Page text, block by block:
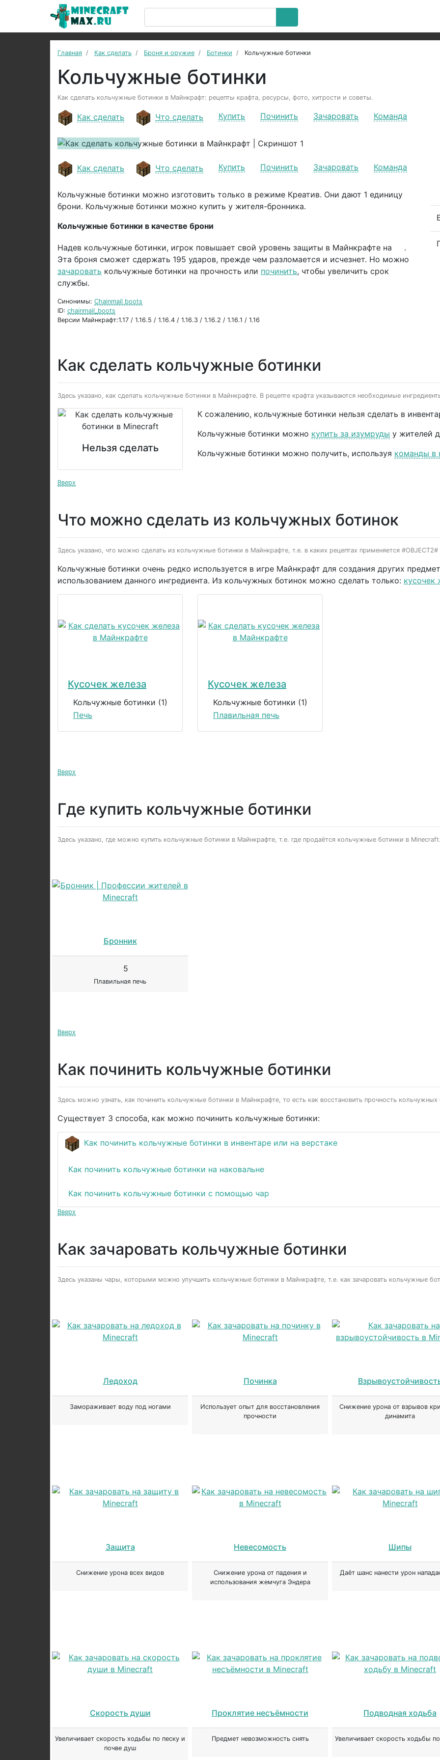
Главная Как сделать Броня и оружие Ботинки Кольчужные ботинки
Кольчужные ботинки
Как сделать кольчужные ботинки в Майнкрафт: рецепты крафта, ресурсы, фото, хитрости и советы.
Как сделать Что сделать Купить Починить Зачаровать Команда
Previous
Как сделать
Что сделать Купить Починить Зачаровать Команда
Кольчужные ботинки можно изготовить только в режиме Креатив. Они дают 1 единицу
брони. Кольчужные ботинки можно купить у жителя-бронника.
Кольчужные ботинки в качестве брони
Надев кольчужные ботинки, игрок повышает свой уровень защиты в Майнкрафте на
.
Эта броня сможет сдержать 195 ударов, прежде чем разломается и исчезнет. Но можно
зачаровать кольчужные ботинки на прочность или починить, чтобы увеличить срок
службы.
Синонимы: Chainmail boots
ID: chainmail_boots
Версии Майнкрафт:1.17 / 1.16.5 / 1.16.4 / 1.16.3 / 1.16.2 / 1.16.1 / 1.16
Как сделать кольчужные ботинки
Здесь указано, как сделать кольчужные ботинки в Майнкрафте. В рецепте крафта указываются необходимые
Нельзя сделать
К сожалению, кольчужные ботинки нельзя сделать в
Кольчужные ботинки можно купить за изумруды у жителей
Кольчужные ботинки можно получить, используя команды в
Вверх
Что можно сделать из кольчужных ботинок
Здесь указано, что можно сделать из кольчужные ботинки в Майнкрафте, т.е. в каких рецептах применяется
Кольчужные ботинки очень редко используется в игре Майнкрафт для создания других
использованием данного ингредиента. Из кольчужных ботинок можно сделать только: кусочек
Кусочек железа
Кольчужные ботинки (1)
Печь
Кусочек железа
Кольчужные ботинки (1)
Плавильная печь
Вверх
Где купить кольчужные ботинки
Здесь указано, где можно купить кольчужные ботинки в Майнкрафте, т.е. где продаётся кольчужные ботинки в
Бронник
5
Плавильная печь
Вверх
Как починить кольчужные ботинки
Здесь можно узнать, как починить кольчужные ботинки в Майнкрафте, то есть как восстановить прочность
Существует 3 способа, как можно починить кольчужные ботинки:
Как починить кольчужные ботинки в инвентаре или на верстаке
Как починить кольчужные ботинки на наковальне
Как починить кольчужные ботинки с помощью чар
Вверх
Как зачаровать кольчужные ботинки
Здесь указаны чары, которыми можно улучшить кольчужные ботинки в Майнкрафте, т.е. как зачаровать кольчужные
Ледоход
Замораживает воду под ногами
Починка
Использует опыт для восстановления
прочности
Снижение урона от взрывов
динамита
Защита
Снижение урона всех видов
Невесомость
Снижение урона от падения и
использования жемчуга Эндера
Шипы
Даёт шанс нанести урон
Скорость души
Увеличивает скорость ходьбы по песку и
почве душ
Проклятие несъёмности
Предмет невозможность снять
Подводная ходьба
Увеличивает скорость ходьбы